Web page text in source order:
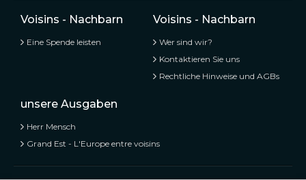
Voisins - Nachbarn
Eine Spende leisten
Voisins - Nachbarn
Wer sind wir?
Kontaktieren Sie uns
Rechtliche Hinweise und AGBs
unsere Ausgaben
Herr Mensch
Grand Est - L'Europe entre voisins